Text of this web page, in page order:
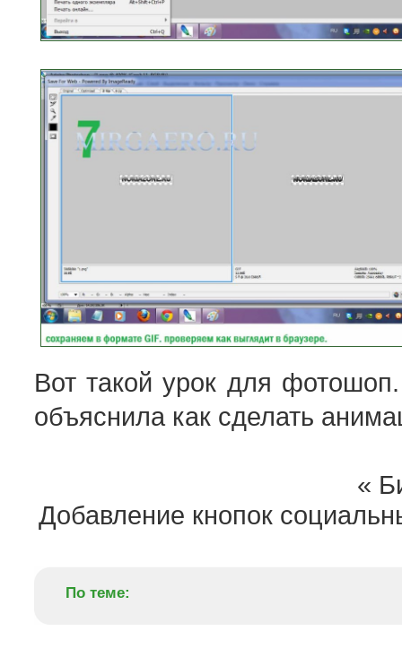
Вот такой урок для
объяснила как сделать
«
Добавление кнопок
По теме: